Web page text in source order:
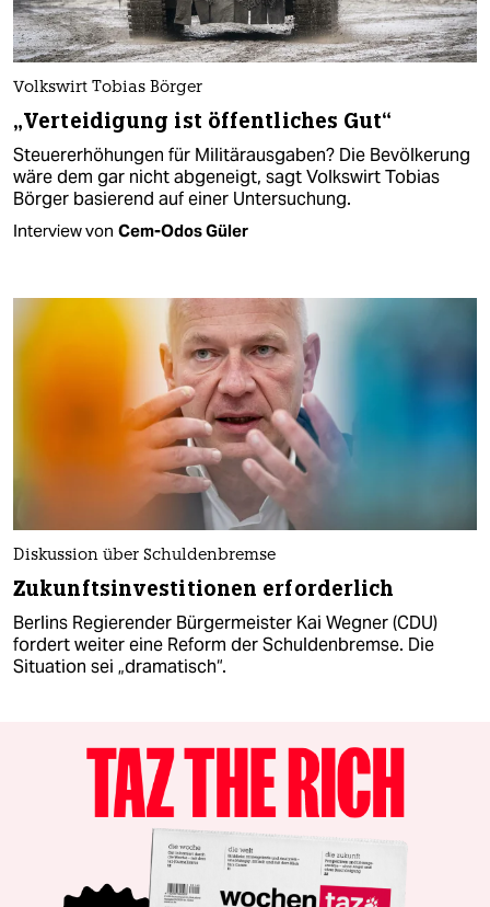
Volkswirt Tobias Börger
„Verteidigung ist öffentliches Gut“
Steuererhöhungen für Militärausgaben? Die Bevölkerung
wäre dem gar nicht abgeneigt, sagt Volkswirt Tobias
Börger basierend auf einer Untersuchung.
Interview von Cem-Odos Güler
Diskussion über Schuldenbremse
Zukunftsinvestitionen erforderlich
Berlins Regierender Bürgermeister Kai Wegner (CDU)
fordert weiter eine Reform der Schuldenbremse. Die
Situation sei „dramatisch“.